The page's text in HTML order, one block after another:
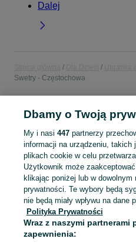
Dalej
Swetry - Częstochowa
POLSKA » ŚLĄSKIE »
KATEGORIA
ubranko do chrztu dla chłopca,
Mapa kategorii
Mapa miejscowości
Mapa ministron
Dbamy o Twoją
My i nasi 447partnerzy
informacji na urządzeniu, takich
plikach cookie w celu
Użytkownik może
klikając poniżej lub w
prywatności. Te wybory będą
nie będą miały wpływu na dane
Polityka Prywatności
Wraz z naszymi partnerami
zapewnienia: